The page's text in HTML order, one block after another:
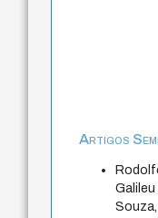
Artigos
Galileu
Souza,